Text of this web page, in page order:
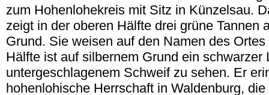
zum Hohenlohekreis mit Sitz in Künzelsau.
zeigt in der oberen Hälfte drei grüne Tannen
Grund. Sie weisen auf den Namen des
Hälfte ist auf silbernem Grund ein schwarzer
untergeschlagenem Schweif zu sehen. Er
hohenlohische Herrschaft in Waldenburg,